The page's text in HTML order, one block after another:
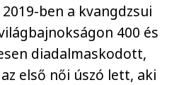
ben a kvangdzsui
400 és
diadalmaskodott,
első női úszó lett, aki